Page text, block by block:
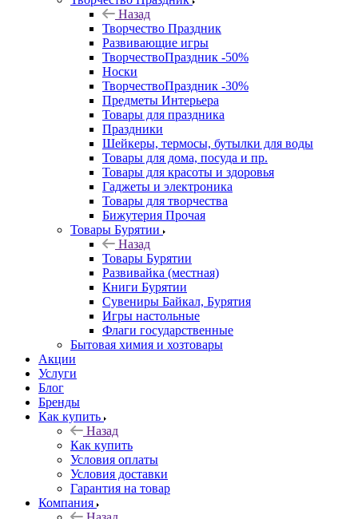
Назад
Творчество Праздник
Развивающие игры
ТворчествоПраздник -50%
Носки
ТворчествоПраздник -30%
Предметы Интерьера
Товары для праздника
Праздники
Шейкеры, термосы, бутылки для воды
Товары для дома, посуда и пр.
Товары для красоты и здоровья
Гаджеты и электроника
Товары для творчества
Бижутерия Прочая
Товары Бурятии
Назад
Товары Бурятии
Развивайка (местная)
Книги Бурятии
Сувениры Байкал, Бурятия
Игры настольные
Флаги государственные
Бытовая химия и хозтовары
Акции
Услуги
Блог
Бренды
Как купить
Назад
Как купить
Условия оплаты
Условия доставки
Гарантия на товар
Компания